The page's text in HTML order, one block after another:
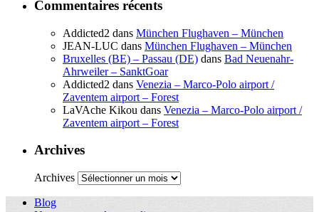
Commentaires récents
Addicted2 dans München Flughaven – München
JEAN-LUC dans München Flughaven – München
Bruxelles (BE) – Passau (DE) dans Bad Neuenahr-
Ahrweiler – SanktGoar
Addicted2 dans Venezia – Marco-Polo airport /
Zaventem airport – Forest
LaVAche Kikou dans Venezia – Marco-Polo airport /
Zaventem airport – Forest
Archives
Archives
Blog